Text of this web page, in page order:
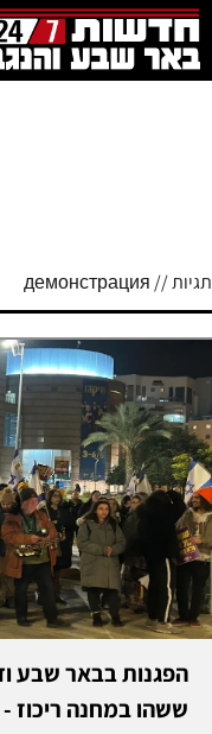
תגיות // демонстрация
הפגנות בבאר שבע
ששהו במחנה ריכוז